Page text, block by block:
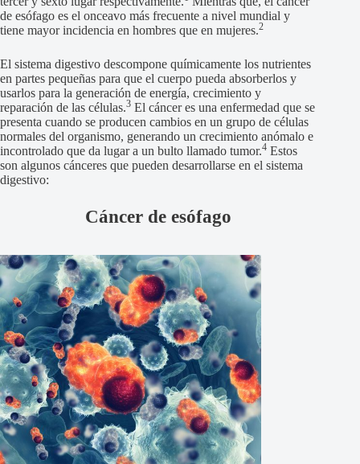
de esófago es el onceavo más frecuente a nivel mundial y
tiene mayor incidencia en hombres que en mujeres.2
El sistema digestivo descompone químicamente los nutrientes
en partes pequeñas para que el cuerpo pueda absorberlos y
usarlos para la generación de energía, crecimiento y
reparación de las células.3 El cáncer es una enfermedad que se
presenta cuando se producen cambios en un grupo de células
normales del organismo, generando un crecimiento anómalo e
incontrolado que da lugar a un bulto llamado tumor.4 Estos
son algunos cánceres que pueden desarrollarse en el sistema
digestivo:
Cáncer de esófago